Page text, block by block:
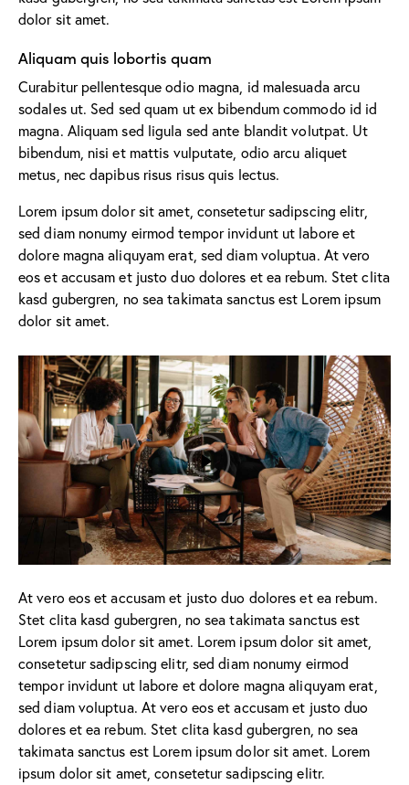
dolor sit amet.
Aliquam quis lobortis quam
Curabitur pellentesque odio magna, id malesuada arcu
sodales ut. Sed sed quam ut ex bibendum commodo id id
magna. Aliquam sed ligula sed ante blandit volutpat. Ut
bibendum, nisi et mattis vulputate, odio arcu aliquet
metus, nec dapibus risus risus quis lectus.
Lorem ipsum dolor sit amet, consetetur sadipscing elitr,
sed diam nonumy eirmod tempor invidunt ut labore et
dolore magna aliquyam erat, sed diam voluptua. At vero
eos et accusam et justo duo dolores et ea rebum. Stet clita
kasd gubergren, no sea takimata sanctus est Lorem ipsum
dolor sit amet.
At vero eos et accusam et justo duo dolores et ea rebum.
Stet clita kasd gubergren, no sea takimata sanctus est
Lorem ipsum dolor sit amet. Lorem ipsum dolor sit amet,
consetetur sadipscing elitr, sed diam nonumy eirmod
tempor invidunt ut labore et dolore magna aliquyam erat,
sed diam voluptua. At vero eos et accusam et justo duo
dolores et ea rebum. Stet clita kasd gubergren, no sea
takimata sanctus est Lorem ipsum dolor sit amet. Lorem
ipsum dolor sit amet, consetetur sadipscing elitr.